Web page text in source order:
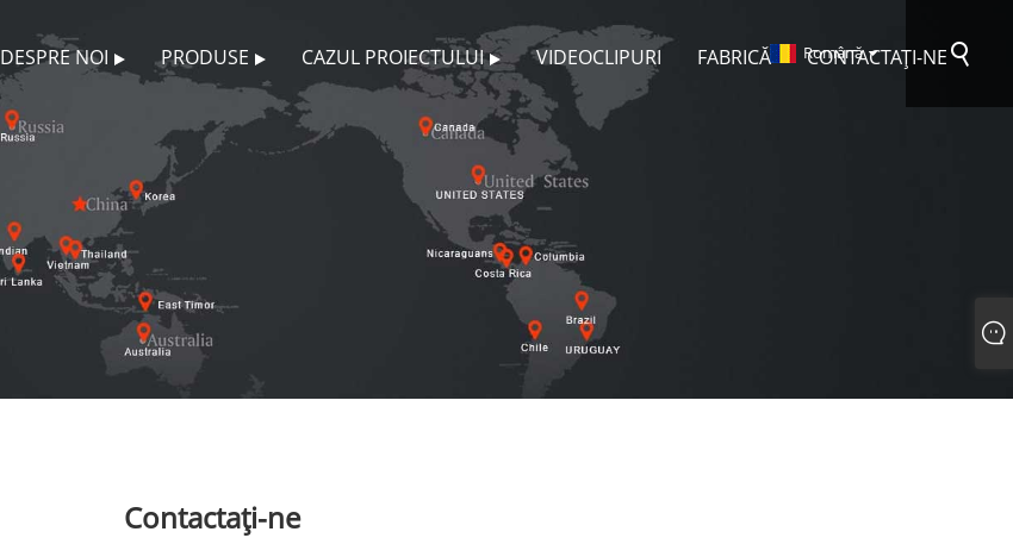
DESPRE NOI PRODUSE CAZUL PROIECTULUI VIDEOCLIPURI FABRICĂ CONTACTAŢI-NE
Română
Contactaţi-ne